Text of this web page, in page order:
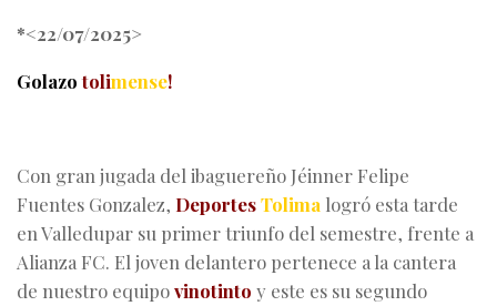
*<22/07/2025>
Golazotolimense!
Con gran jugada del ibaguereño Jéinner Felipe
Fuentes Gonzalez, DeportesTolima logró esta tarde
en Valledupar su primer triunfo del semestre, frente a
Alianza FC. El joven delantero pertenece a la cantera
de nuestro equipovinotinto y este es su segundo